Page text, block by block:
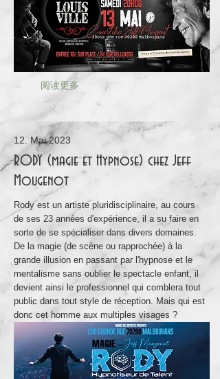
阅读更多
12. Mai 2023
RODY (magie et Hypnose) chez Jeff
Mougenot
Rody est un artiste pluridisciplinaire, au cours
de ses 23 années d'expérience, il a su faire en
sorte de se spécialiser dans divers domaines.
De la magie (de scène ou rapprochée) à la
grande illusion en passant par l'hypnose et le
mentalisme sans oublier le spectacle enfant, il
devient ainsi le professionnel qui comblera tout
public dans tout style de réception. Mais qui est
donc cet homme aux multiples visages ?